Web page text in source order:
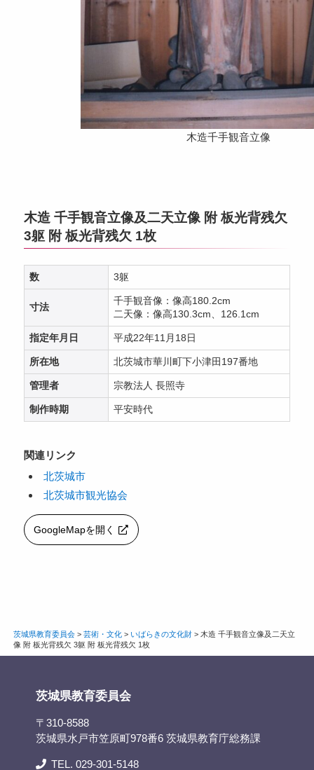
木造千手観音立像
木造 千手観音立像及二天立像 附 板光背残欠
3躯 附 板光背残欠 1枚
数 3躯
寸法
千手観音像：像高180.2cm
二天像：像高130.3cm、126.1cm
指定年月日 平成22年11月18日
所在地 北茨城市華川町下小津田197番地
管理者 宗教法人 長照寺
制作時期 平安時代
関連リンク
北茨城市
北茨城市観光協会
GoogleMapを開く
茨城県教育委員会> 芸術・文化> いばらきの文化財> 木造 千手観音立像及二天立
像 附 板光背残欠 3躯 附 板光背残欠 1枚
茨城県教育委員会
〒310-8588
茨城県水戸市笠原町978番6 茨城県教育庁総務課
TEL. 029-301-5148